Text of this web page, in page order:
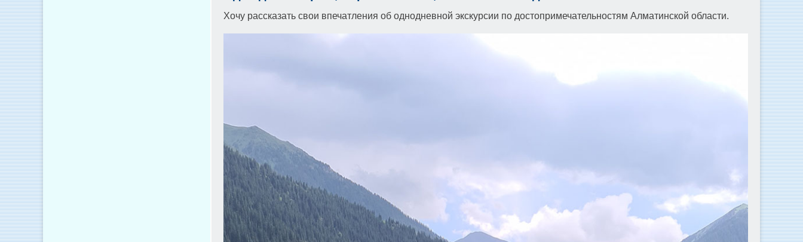
Хочу рассказать свои впечатления об однодневной экскурсии по достопримечательностям Алматинской области.